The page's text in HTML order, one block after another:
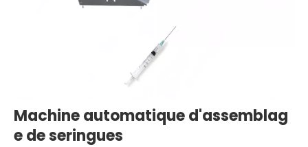
Machine automatique d'assemblag
e de seringues